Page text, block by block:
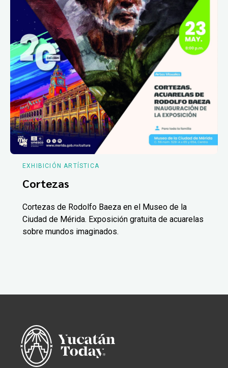
EXHIBICIÓN ARTÍSTICA
Cortezas
Cortezas de Rodolfo Baeza en el Museo de la
Ciudad de Mérida. Exposición gratuita de acuarelas
sobre mundos imaginados.